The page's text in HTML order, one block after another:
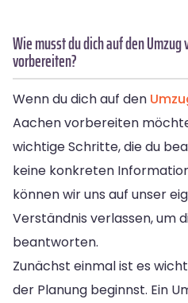
Wie musst du dich auf den
vorbereiten?
Wenn du dich auf den
Aachen vorbereiten
wichtige Schritte, die du
keine konkreten
können wir uns auf unser
Verständnis verlassen, um
beantworten.
Zunächst einmal ist es
der Planung beginnst. Ein